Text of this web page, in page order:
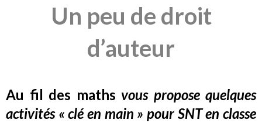
Un peu de droit
d’auteur
Au fil des maths vous propose quelques
activités « clé en main » pour SNT en classe